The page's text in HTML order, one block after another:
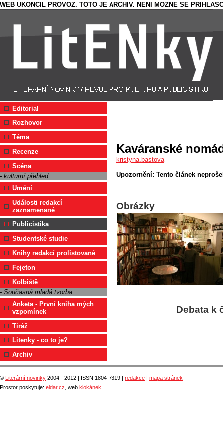
WEB UKONCIL PROVOZ. TOTO JE ARCHIV. NENI MOZNE SE
Editorial
Rozhovor
Téma
Recenze
Scéna
- kulturní přehled
Umění
Události redakcí
zaznamenané
Publicistika
Studentské studie
Knihy redakcí prolistované
Fejeton
Kolbiště
- Současná mladá tvorba
Anketa - První kniha mých
vzpomínek
Tiráž
Litenky - co to je?
Archiv
Kaváranské
kristyna.bastova
Upozornění: Tento článek
Obrázky
Debata k
© Literární novinky 2004 - 2012 | ISSN 1804-7319 | redakce
mapa stránek
Prostor poskytuje: eldar.cz , web klokánek